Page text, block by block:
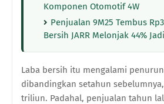
Komponen Otomotif 4W
Penjualan 9M25 Tembus
Bersih JARR Melonjak 44%
Laba bersih itu mengalami
dibandingkan setahun
triliun. Padahal, penjualan tahun